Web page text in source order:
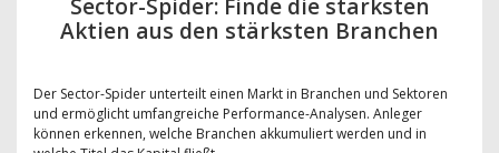
Sector-Spider: Finde die stärksten
Aktien aus den stärksten Branchen
Der Sector-Spider unterteilt einen Markt in Branchen und Sektoren
und ermöglicht umfangreiche Performance-Analysen. Anleger
können erkennen, welche Branchen akkumuliert werden und in